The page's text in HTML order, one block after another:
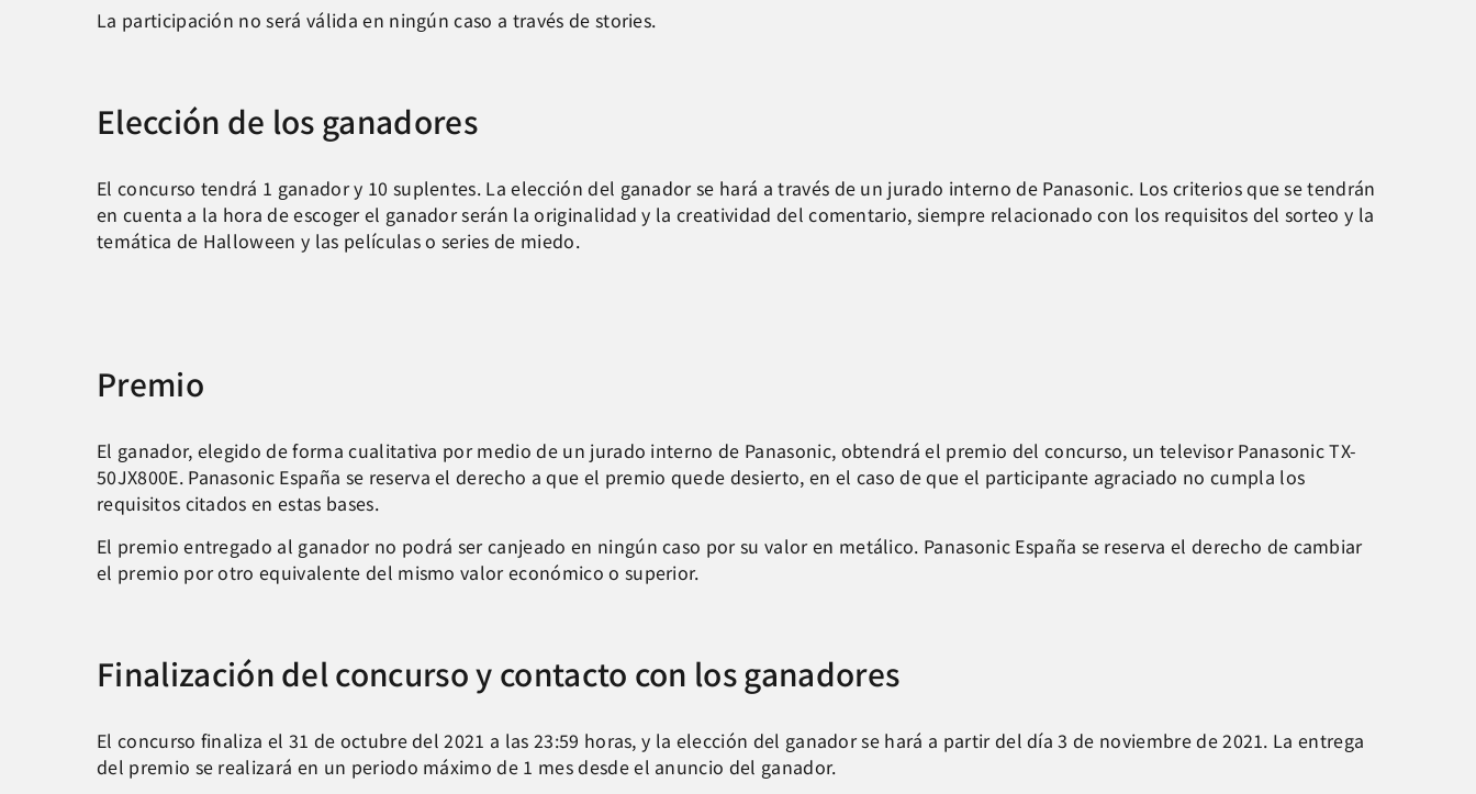
La participación no será válida en ningún caso a través de stories.
Elección de los ganadores
El concurso tendrá 1 ganador y 10 suplentes. La elección del ganador se hará a través de un jurado interno de Panasonic. Los criterios que se tendrán
en cuenta a la hora de escoger el ganador serán la originalidad y la creatividad del comentario, siempre relacionado con los requisitos del sorteo y la
temática de Halloween y las películas o series de miedo.
Premio
El ganador, elegido de forma cualitativa por medio de un jurado interno de Panasonic, obtendrá el premio del concurso, un televisor Panasonic TX-
50JX800E. Panasonic España se reserva el derecho a que el premio quede desierto, en el caso de que el participante agraciado no cumpla los
requisitos citados en estas bases.
El premio entregado al ganador no podrá ser canjeado en ningún caso por su valor en metálico. Panasonic España se reserva el derecho de cambiar
el premio por otro equivalente del mismo valor económico o superior.
Finalización del concurso y contacto con los ganadores
El concurso finaliza el 31 de octubre del 2021 a las 23:59 horas, y la elección del ganador se hará a partir del día 3 de noviembre de 2021. La entrega
del premio se realizará en un periodo máximo de 1 mes desde el anuncio del ganador.